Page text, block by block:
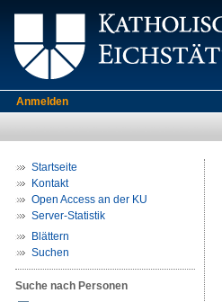
Anmelden
Startseite
Kontakt
Open Access an der KU
Server-Statistik
Blättern
Suchen
Suche nach Personen